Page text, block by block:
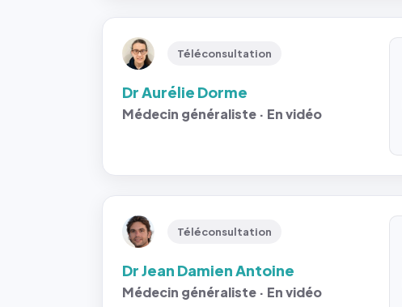
Téléconsultation
Dr Aurélie Dorme
Médecin généraliste · En vidéo
Téléconsultation
Dr Jean Damien Antoine
Médecin généraliste · En vidéo